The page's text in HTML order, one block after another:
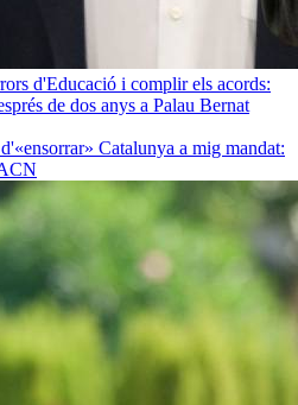
d'Educació i complir els acords:
de dos anys a Palau Bernat
Catalunya a mig mandat: